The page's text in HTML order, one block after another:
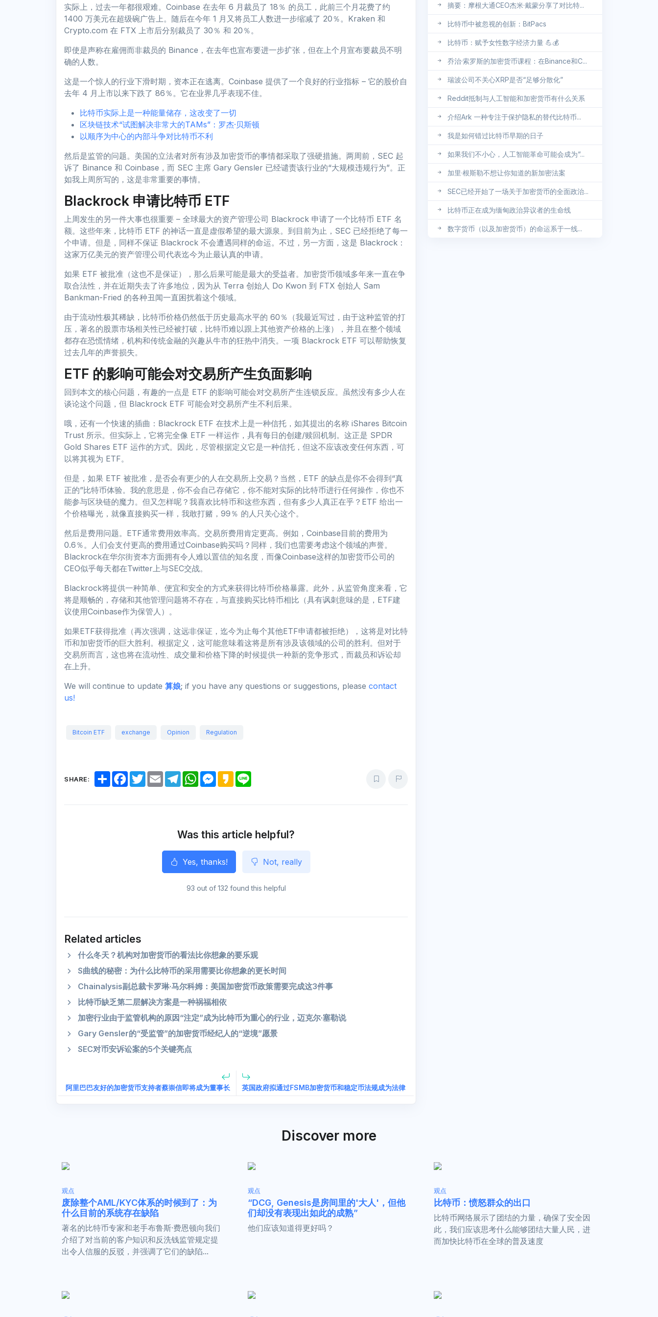
实际上，过去一年都很艰难。Coinbase 在去年 6 月裁员了 18％ 的员工，此前三个月花费了约
1400 万美元在超级碗广告上。随后在今年 1 月又将员工人数进一步缩减了 20％。Kraken 和
Crypto.com 在 FTX 上市后分别裁员了 30％ 和 20％。
即使是声称在雇佣而非裁员的 Binance，在去年也宣布要进一步扩张，但在上个月宣布要裁员不明
确的人数。
这是一个惊人的行业下滑时期，资本正在逃离。Coinbase 提供了一个良好的行业指标 – 它的股价自
去年 4 月上市以来下跌了 86％。它在业界几乎表现不佳。
比特币实际上是一种能量储存，这改变了一切
区块链技术“试图解决非常大的TAMs”：罗杰·贝斯顿
以顺序为中心的内部斗争对比特币不利
然后是监管的问题。美国的立法者对所有涉及加密货币的事情都采取了强硬措施。两周前，SEC 起
诉了 Binance 和 Coinbase，而 SEC 主席 Gary Gensler 已经谴责该行业的“大规模违规行为”。正
如我上周所写的，这是非常重要的事情。
Blackrock 申请比特币 ETF
上周发生的另一件大事也很重要 – 全球最大的资产管理公司 Blackrock 申请了一个比特币 ETF 名
额。这些年来，比特币 ETF 的神话一直是虚假希望的最大源泉。到目前为止，SEC 已经拒绝了每一
个申请。但是，同样不保证 Blackrock 不会遭遇同样的命运。不过，另一方面，这是 Blackrock：
这家万亿美元的资产管理公司代表迄今为止最认真的申请。
如果 ETF 被批准（这也不是保证），那么后果可能是最大的受益者。加密货币领域多年来一直在争
取合法性，并在近期失去了许多地位，因为从 Terra 创始人 Do Kwon 到 FTX 创始人 Sam
Bankman-Fried 的各种丑闻一直困扰着这个领域。
由于流动性极其稀缺，比特币价格仍然低于历史最高水平的 60％（我最近写过，由于这种监管的打
压，著名的股票市场相关性已经被打破，比特币难以跟上其他资产价格的上涨），并且在整个领域
都存在恐慌情绪，机构和传统金融的兴趣从牛市的狂热中消失。一项 Blackrock ETF 可以帮助恢复
过去几年的声誉损失。
ETF 的影响可能会对交易所产生负面影响
回到本文的核心问题，有趣的一点是 ETF 的影响可能会对交易所产生连锁反应。虽然没有多少人在
谈论这个问题，但 Blackrock ETF 可能会对交易所产生不利后果。
哦，还有一个快速的插曲：Blackrock ETF 在技术上是一种信托，如其提出的名称 iShares Bitcoin
Trust 所示。但实际上，它将完全像 ETF 一样运作，具有每日的创建/赎回机制。这正是 SPDR
Gold Shares ETF 运作的方式。因此，尽管根据定义它是一种信托，但这不应该改变任何东西，可
以将其视为 ETF。
但是，如果 ETF 被批准，是否会有更少的人在交易所上交易？当然，ETF 的缺点是你不会得到“真
正的”比特币体验。我的意思是，你不会自己存储它，你不能对实际的比特币进行任何操作，你也不
能参与区块链的魔力。但又怎样呢？我喜欢比特币和这些东西，但有多少人真正在乎？ETF 给出一
个价格曝光，就像直接购买一样，我敢打赌，99％ 的人只关心这个。
然后是费用问题。ETF通常费用效率高。交易所费用肯定更高。例如，Coinbase目前的费用为
0.6％。人们会支付更高的费用通过Coinbase购买吗？同样，我们也需要考虑这个领域的声誉。
Blackrock在华尔街资本方面拥有令人难以置信的知名度，而像Coinbase这样的加密货币公司的
CEO似乎每天都在Twitter上与SEC交战。
Blackrock将提供一种简单、便宜和安全的方式来获得比特币价格暴露。此外，从监管角度来看，它
将是顺畅的，存储和其他管理问题将不存在，与直接购买比特币相比（具有讽刺意味的是，ETF建
议使用Coinbase作为保管人）。
如果ETF获得批准（再次强调，这远非保证，迄今为止每个其他ETF申请都被拒绝），这将是对比特
币和加密货币的巨大胜利。根据定义，这可能意味着这将是所有涉及该领域的公司的胜利。但对于
交易所而言，这也将在流动性、成交量和价格下降的时候提供一种新的竞争形式，而裁员和诉讼却
在上升。
We will continue to update 算娘; if you have any questions or suggestions, please contact
us!
Bitcoin ETF exchange Opinion Regulation
SHARE:
S
h
F
a
T
w
E
m
T
e
m
W
h
p
M
e
e
r
K
a
Was this article helpful?
Yes, thanks! Not, really
93 out of 132 found this helpful
Related articles
什么冬天？机构对加密货币的看法比你想象的要乐观
S曲线的秘密：为什么比特币的采用需要比你想象的更长时间
Chainalysis副总裁卡罗琳·马尔科姆：美国加密货币政策需要完成这3件事
比特币缺乏第二层解决方案是一种祸福相依
加密行业由于监管机构的原因“注定”成为比特币为重心的行业，迈克尔·塞勒说
Gary Gensler的“受监管”的加密货币经纪人的“逆境”愿景
SEC对币安诉讼案的5个关键亮点
阿里巴巴友好的加密货币支持者蔡崇信即将成为董事长 英国政府拟通过FSMB加密货币和稳定币法规成为法律
摘要：摩根大通CEO杰米·戴蒙分享了对比特...
比特币中被忽视的创新：BitPacs
比特币：赋予女性数字经济力量 💪💰
乔治·索罗斯的加密货币课程：在Binance和C...
瑞波公司不关心XRP是否“足够分散化”
Reddit抵制与人工智能和加密货币有什么关系
介绍Ark 一种专注于保护隐私的替代比特币...
我是如何错过比特币早期的日子
如果我们不小心，人工智能革命可能会成为“...
加里·根斯勒不想让你知道的新加密法案
SEC已经开始了一场关于加密货币的全面政治...
比特币正在成为缅甸政治异议者的生命线
数字货币（以及加密货币）的命运系于一线...
Discover more
观点
废除整个AML/KYC体系的时候到了：为
什么目前的系统存在缺陷
著名的比特币专家和老手布鲁斯·费恩顿向我们
介绍了对当前的客户知识和反洗钱监管规定提
出令人信服的反驳，并强调了它们的缺陷...
观点
“DCG, Genesis是房间里的'大人'，但他
们却没有表现出如此的成熟”
他们应该知道得更好吗？
观点
比特币：愤怒群众的出口
比特币网络展示了团结的力量，确保了安全因
此，我们应该思考什么能够团结大量人民，进
而加快比特币在全球的普及速度